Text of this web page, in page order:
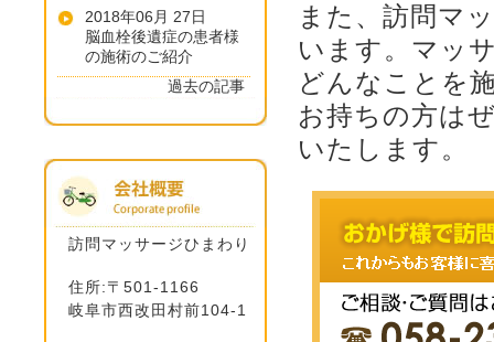
また、訪問マ
います。マッ
どんなことを
お持ちの方は
いたします。
2018年06月 27日
脳血栓後遺症の患者様
の施術のご紹介
過去の記事
訪問マッサージひまわり
住所:〒501-1166
岐阜市西改田村前104-1